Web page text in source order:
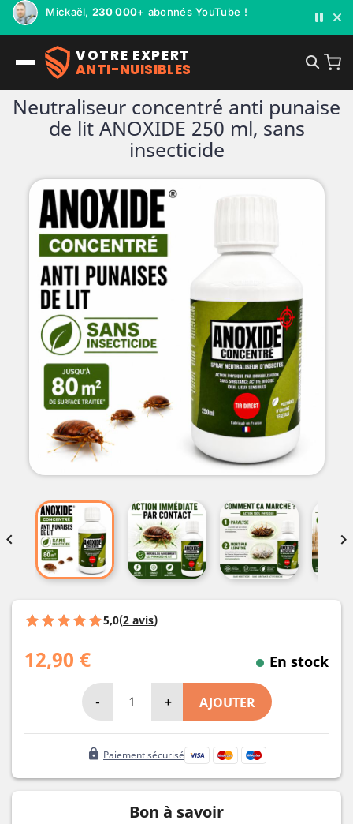
Mickaël, 230 000+ abonnés YouTube !
VOTRE EXPERT
ANTI-NUISIBLES
Neutraliseur concentré anti punaise
de lit ANOXIDE 250 ml, sans
insecticide
 
5,0(2 avis)
12,90 € En stock
- + AJOUTER
lock Paiement sécurisé
Bon à savoir